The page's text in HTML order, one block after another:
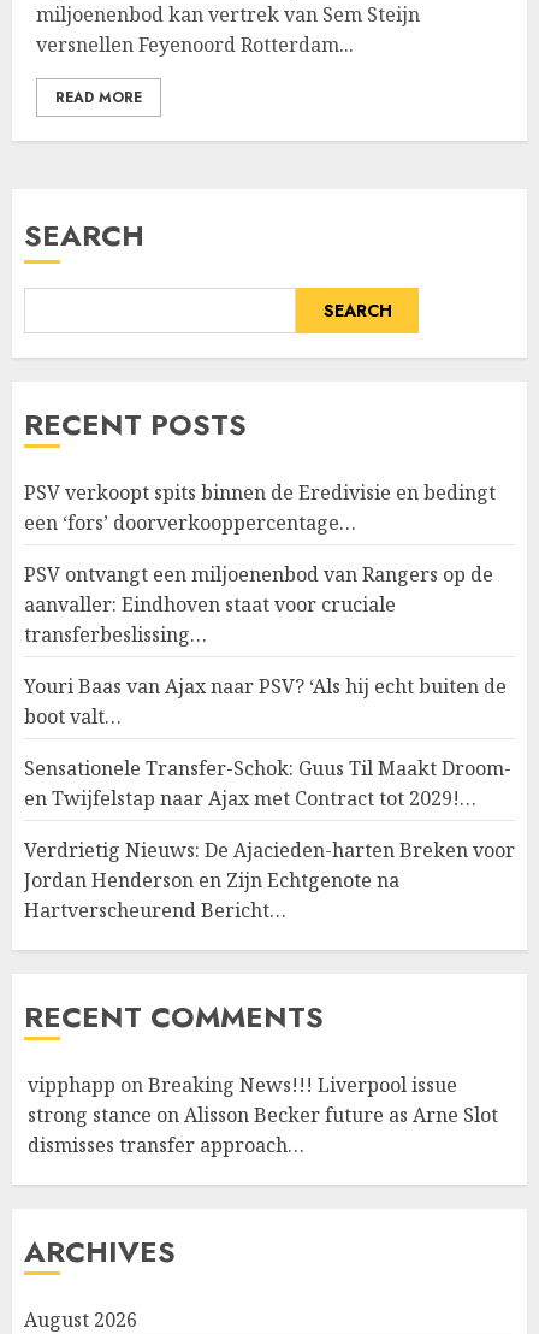
miljoenenbod kan vertrek van Sem Steijn
versnellen Feyenoord Rotterdam...
READ MORE
SEARCH
SEARCH
RECENT POSTS
PSV verkoopt spits binnen de Eredivisie en bedingt
een ‘fors’ doorverkooppercentage…
PSV ontvangt een miljoenenbod van Rangers op de
aanvaller: Eindhoven staat voor cruciale
transferbeslissing…
Youri Baas van Ajax naar PSV? ‘Als hij echt buiten de
boot valt…
Sensationele Transfer-Schok: Guus Til Maakt Droom-
en Twijfelstap naar Ajax met Contract tot 2029!…
Verdrietig Nieuws: De Ajacieden-harten Breken voor
Jordan Henderson en Zijn Echtgenote na
Hartverscheurend Bericht…
RECENT COMMENTS
vipphapp onBreaking News!!! Liverpool issue
strong stance on Alisson Becker future as Arne Slot
dismisses transfer approach…
ARCHIVES
August 2026